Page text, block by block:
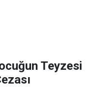
Teyzesi